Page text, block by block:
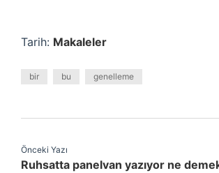
Tarih: Makaleler
bir bu genelleme
Önceki Yazı
Ruhsatta panelvan yazıyor ne